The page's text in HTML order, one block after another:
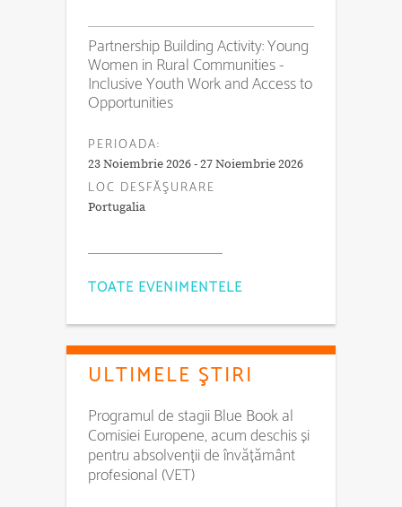
Partnership Building Activity: Young
Women in Rural Communities -
Inclusive Youth Work and Access to
Opportunities
PERIOADA:
23 Noiembrie 2026 - 27 Noiembrie 2026
LOC DESFĂŞURARE
Portugalia
TOATE EVENIMENTELE
ULTIMELE ŞTIRI
Programul de stagii Blue Book al
Comisiei Europene, acum deschis și
pentru absolvenții de învățământ
profesional (VET)